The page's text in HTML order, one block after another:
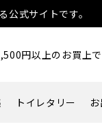
式サイトです。
円以上のお買上
トイレタリー